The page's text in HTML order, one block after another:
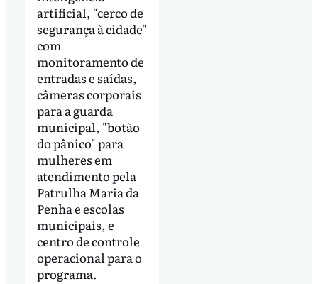
artificial, "cerco de
segurança à cidade"
com
monitoramento de
entradas e saídas,
câmeras corporais
para a guarda
municipal, "botão
do pânico" para
mulheres em
atendimento pela
Patrulha Maria da
Penha e escolas
municipais, e
centro de controle
operacional para o
programa.